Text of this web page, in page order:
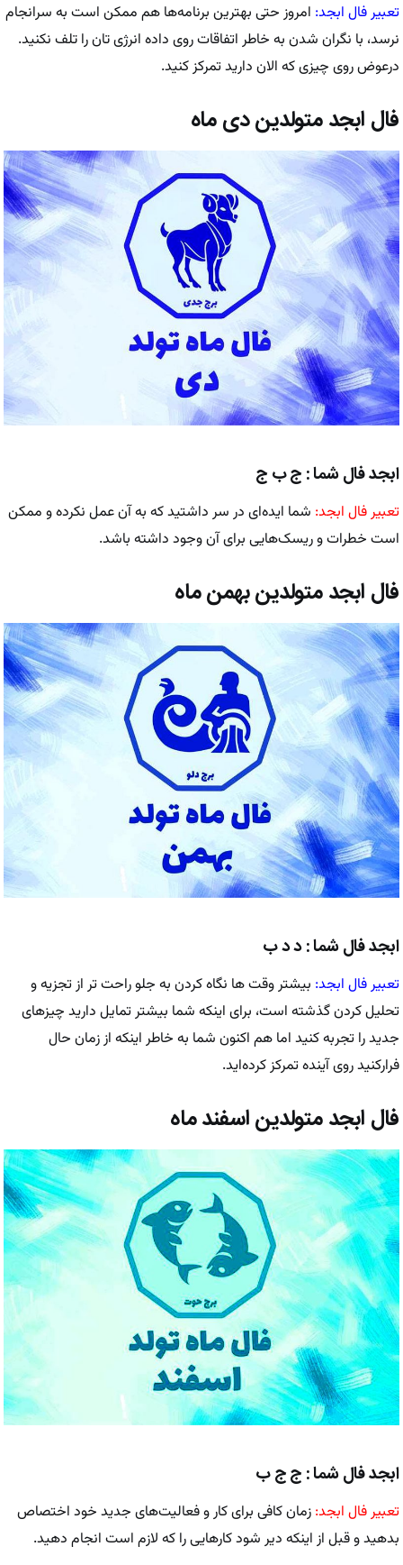
تعبیر فال ابجد: امروز حتی بهترین برنامه‌ها هم ممکن است به سرانجام
نرسد، با نگران شدن به خاطر اتفاقات روی داده انرژی تان را تلف نکنید.
درعوض روی چیزی که الان دارید تمرکز کنید.
فال ابجد متولدین دی ماه
ابجد فال شما : ج ب ج
تعبیر فال ابجد: شما ایده‌ای در سر داشتید که به آن عمل نکرده و ممکن
است خطرات و ریسک‌هایی برای آن وجود داشته باشد.
فال ابجد متولدین بهمن ماه
ابجد فال شما : د د ب
تعبیر فال ابجد: بیشتر وقت ها نگاه کردن به جلو راحت تر از تجزیه و
تحلیل کردن گذشته است، برای اینکه شما بیشتر تمایل دارید چیزهای
جدید را تجربه کنید اما هم اکنون شما به خاطر اینکه از زمان حال
فرارکنید روی آینده تمرکز کرده‌اید.
فال ابجد متولدین اسفند ماه
ابجد فال شما : ج ج ب
تعبیر فال ابجد: زمان کافی برای کار و فعالیت‌های جدید خود اختصاص
بدهید و قبل از اینکه دیر شود کارهایی را که لازم است انجام دهید.